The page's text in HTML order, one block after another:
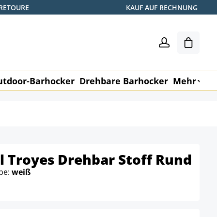
KAUF AUF RECHNUNG
Barhocker Drehbare Barhocker Mehr
Troyes Drehbar Stoff Rund
weiß